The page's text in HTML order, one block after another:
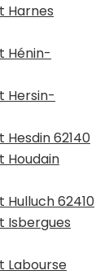
Harnes
Hénin-
Hersin-
62140
Houdain
62410
Isbergues
Labourse